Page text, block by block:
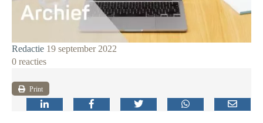
Redactie 19 september 2022
0 reacties
Print